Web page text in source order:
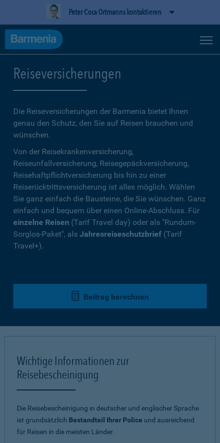
Peter Coca Ortmanns kontaktieren
Reiseversicherungen
Die Reiseversicherungen der Barmenia bietet Ihnen
genau den Schutz, den Sie auf Reisen brauchen und
wünschen.
Von der Reisekrankenversicherung,
Reiseunfallversicherung, Reisegepäckversicherung,
Reisehaftpflichtversicherung bis hin zu einer
Reiserücktrittsversicherung ist alles möglich. Wählen
Sie ganz einfach die Bausteine, die Sie wünschen. Ganz
einfach und bequem über einen Online-Abschluss. Für
einzelne Reisen (Tarif Travel day) oder als "Rundum-
Sorglos-Paket", als Jahresreiseschutzbrief (Tarif
Travel+).
Beitrag berechnen
Wichtige Informationen zur
Reisebescheinigung
Die Reisebescheinigung in deutscher und englischer Sprache
ist grundsätzlich Bestandteil Ihrer Police und ausreichend
für Reisen in die meisten Länder.